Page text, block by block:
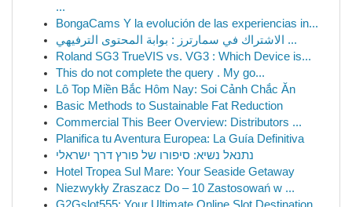
...
BongaCams Y la evolución de las experiencias in...
الاشتراك في سمارترز : بوابة المحتوى الترفيهي ...
Roland SG3 TrueVIS vs. VG3 : Which Device is...
This do not complete the query . My go...
Lô Top Miền Bắc Hôm Nay: Soi Cảnh Chắc Ăn
Basic Methods to Sustainable Fat Reduction
Commercial This Beer Overview: Distributors ...
Planifica tu Aventura Europea: La Guía Definitiva
נתנאל נשיא: סיפורו של פורץ דרך ישראלי
Hotel Tropea Sul Mare: Your Seaside Getaway
Niezwykły Zraszacz Do – 10 Zastosowań w ...